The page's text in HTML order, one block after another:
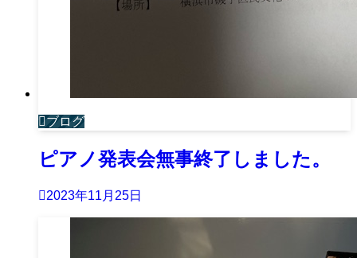
ブログ
ピアノ発表会無事終了しました。
2023年11月25日